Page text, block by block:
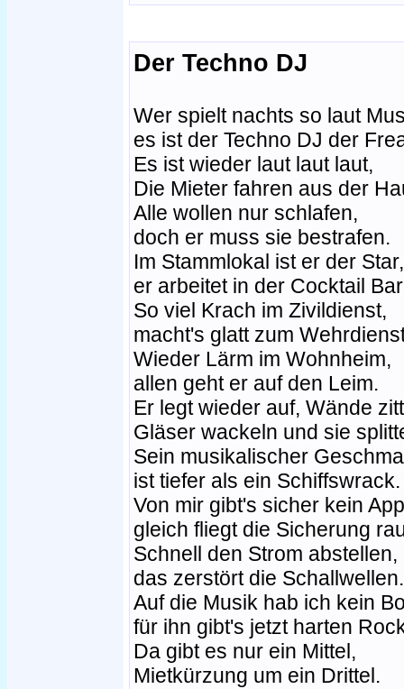
Der Techno DJ
Wer spielt nachts so laut
es ist der Techno DJ der
Es ist wieder laut laut laut,
Die Mieter fahren aus der
Alle wollen nur schlafen,
doch er muss sie bestrafen.
Im Stammlokal ist er der Star,
er arbeitet in der Cocktail
So viel Krach im Zivildienst,
macht's glatt zum
Wieder Lärm im Wohnheim,
allen geht er auf den Leim.
Er legt wieder auf, Wände
Gläser wackeln und sie
Sein musikalischer
ist tiefer als ein Schiffswrack.
Von mir gibt's sicher kein
gleich fliegt die Sicherung
Schnell den Strom abstellen,
das zerstört die Schallwellen.
Auf die Musik hab ich kein
für ihn gibt's jetzt harten
Da gibt es nur ein Mittel,
Mietkürzung um ein Drittel.